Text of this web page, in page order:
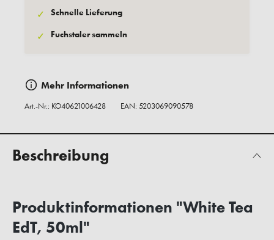
✓ Schnelle Lieferung
✓ Fuchstaler sammeln
Mehr Informationen
Art.-Nr.: KO40621006428 EAN: 5203069090578
Beschreibung
Produktinformationen "White Tea
EdT, 50ml"